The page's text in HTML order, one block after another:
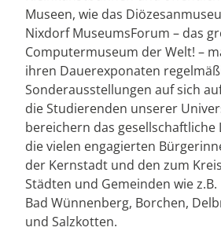
Museen, wie das
Nixdorf MuseumsForum – das
Computermuseum der Welt! –
ihren Dauerexponaten
Sonderausstellungen auf sich
die Studierenden unserer
bereichern das gesellschaftliche
die vielen engagierten
der Kernstadt und den zum
Städten und Gemeinden wie
Bad Wünnenberg, Borchen,
und Salzkotten.